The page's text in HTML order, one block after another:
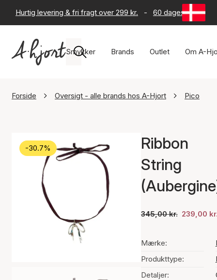
Hurtig levering & fri fragt over 299 kr. - 60 dages returret
Smykker Brands Outlet Om A-
Forside Oversigt - alle brands hos A-Hjort Pico
-30.7%
Ribbon
String
345,00 kr. 239,00
Mærke:
Produkttype:
Detaljer: